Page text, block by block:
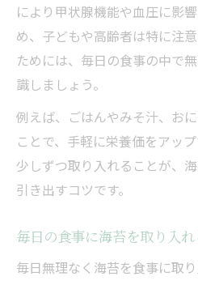
により甲状腺機能や血圧に影
め、子どもや高齢者は特に注
ためには、毎日の食事の中で
識しましょう。
例えば、ごはんやみそ汁、お
ことで、手軽に栄養価をアッ
少しずつ取り入れることが、
引き出すコツです。
毎日の食事に海苔を取り入
毎日無理なく海苔を食事に取